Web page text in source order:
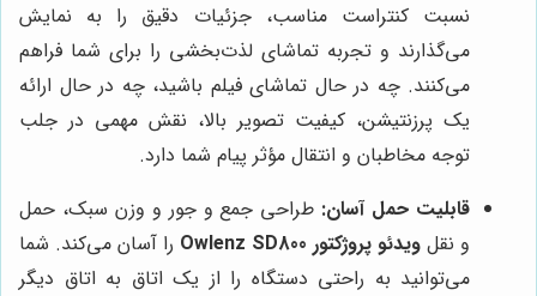
نسبت کنتراست مناسب، جزئیات دقیق را به نمایش
می‌گذارند و تجربه تماشای لذت‌بخشی را برای شما فراهم
می‌کنند. چه در حال تماشای فیلم باشید، چه در حال ارائه
یک پرزنتیشن، کیفیت تصویر بالا، نقش مهمی در جلب
توجه مخاطبان و انتقال مؤثر پیام شما دارد.
قابلیت حمل آسان: طراحی جمع و جور و وزن سبک، حمل
و نقل ویدئو پروژکتور Owlenz SD800
را آسان می‌کند. شما
می‌توانید به راحتی دستگاه را از یک اتاق به اتاق دیگر